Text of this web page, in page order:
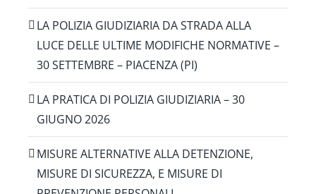
LA POLIZIA GIUDIZIARIA DA STRADA ALLA
LUCE DELLE ULTIME MODIFICHE NORMATIVE –
30 SETTEMBRE – PIACENZA (PI)
LA PRATICA DI POLIZIA GIUDIZIARIA – 30
GIUGNO 2026
MISURE ALTERNATIVE ALLA DETENZIONE,
MISURE DI SICUREZZA, E MISURE DI